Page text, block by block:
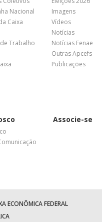
Nacional
Caixa
Trabalho
Imagens
Vídeos
Notícias
Notícias Fenae
Outras Apcefs
Publicações
Associe-se
ECONÔMICA FEDERAL